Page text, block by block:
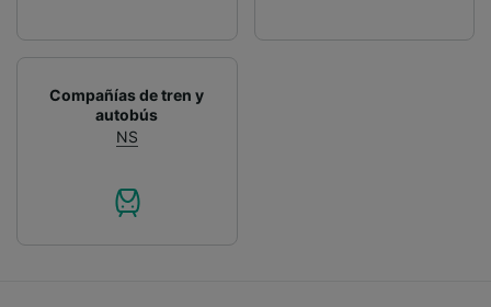
Compañías de tren y
autobús
NS